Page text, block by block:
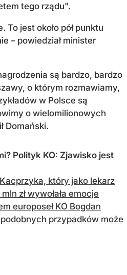
tego rządu".
To jest około pół punktu
– powiedział minister
są bardzo, bardzo
o którym rozmawiamy,
w Polsce są
o wielomilionowych
Domański.
Polityk KO: Zjawisko jest
który jako lekarz
zł wywołała emocje
europoseł KO Bogdan
przypadków może